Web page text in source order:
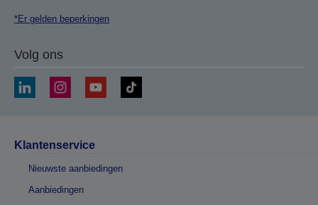
*Er gelden beperkingen
Volg ons
Klantenservice
Nieuwste aanbiedingen
Aanbiedingen